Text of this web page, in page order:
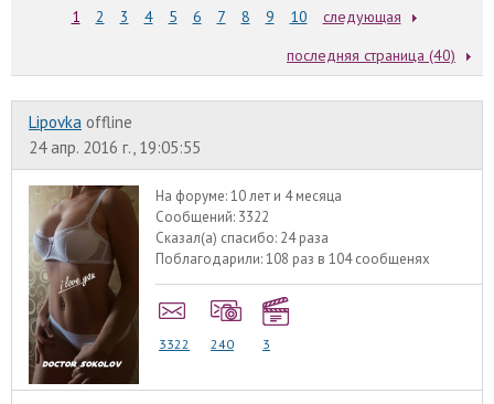
1 2 3 4 5 6 7 8 9 10
следующая
последняя страница (40)
Lipovka offline
24 апр. 2016 г., 19:05:55
На форуме:10 лет и 4 месяца
Сообщений: 3322
Сказал(а) спасибо: 24 раза
Поблагодарили:108 раз в 104 сообщенях
3322 240 3